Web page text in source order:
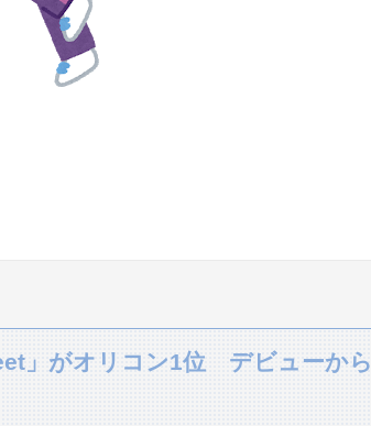
なくらいデカイｗｗｗｗｗｗｗｗｗｗｗ
」がオリコン1位 デビューから